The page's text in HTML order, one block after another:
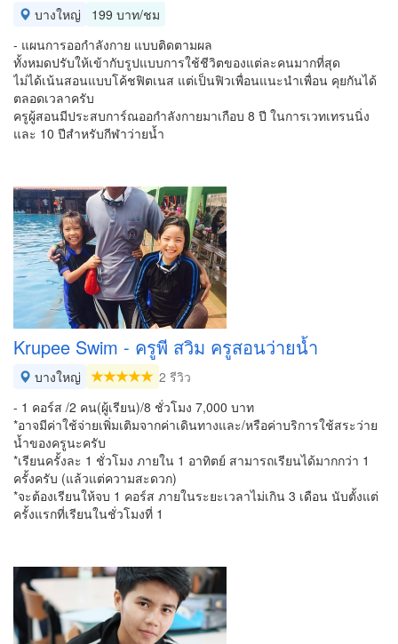
บางใหญ่
199 บาท/ชม
- แผนการออกำลังกาย แบบติดตามผล
ทั้งหมดปรับให้เข้ากับรูปแบบการใช้ชีวิตของแต่ละคนมากที่สุด
ไม่ได้เน้นสอนแบบโค้ชฟิตเนส แต่เป็นฟิวเพื่อนแนะนำเพื่อน คุยกันได้
ตลอดเวลาครับ
ครูผู้สอนมีประสบการ์ณออกำลังกายมาเกือบ 8 ปี ในการเวทเทรนนิ่ง
และ 10 ปีสำหรับกีฬาว่ายน้ำ
Krupee Swim - ครูพี สวิม ครูสอนว่ายน้ำ
บางใหญ่
2 รีวิว
- 1 คอร์ส /2 คน(ผู้เรียน)/8 ชั่วโมง 7,000 บาท
*อาจมีค่าใช้จ่ายเพิ่มเติมจากค่าเดินทางและ/หรือค่าบริการใช้สระว่าย
น้ำของครูนะครับ
*เรียนครั้งละ 1 ชั่วโมง ภายใน 1 อาทิตย์ สามารถเรียนได้มากกว่า 1
ครั้งครับ (แล้วแต่ความสะดวก)
*จะต้องเรียนให้จบ 1 คอร์ส ภายในระยะเวลาไม่เกิน 3 เดือน นับตั้งแต่
ครั้งแรกที่เรียนในชั่วโมงที่ 1